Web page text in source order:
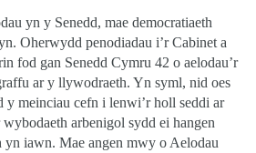
yn y Senedd, mae democratiaeth
Oherwydd penodiadau i’r Cabinet a
fod gan Senedd Cymru 42 o aelodau’r
ar y llywodraeth. Yn syml, nid oes
y meinciau cefn i lenwi’r holl seddi ar
arbenigol sydd ei hangen
iawn. Mae angen mwy o Aelodau